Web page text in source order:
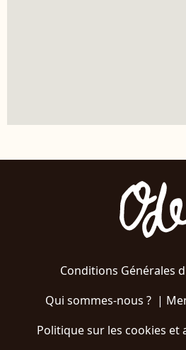
Conditions Générales
Qui sommes-nous ?|
Politique sur les cookies et